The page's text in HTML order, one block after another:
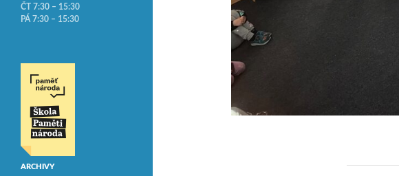
ČT 7:30 – 15:30
PÁ 7:30 – 15:30
ARCHIVY